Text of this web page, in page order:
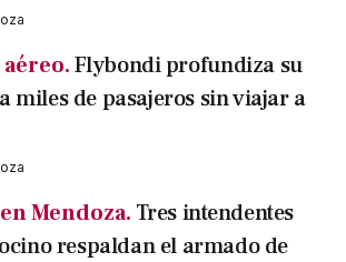
Flybondi profundiza su
miles de pasajeros sin viajar a
Mendoza. Tres intendentes
respaldan el armado de